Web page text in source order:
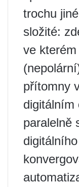
trochu
složité:
ve
přítomny
digitálním
paralelně